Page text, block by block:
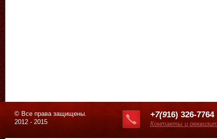
© Все права защищены.
2012 - 2015
+7(916) 326-7764
Контакты и